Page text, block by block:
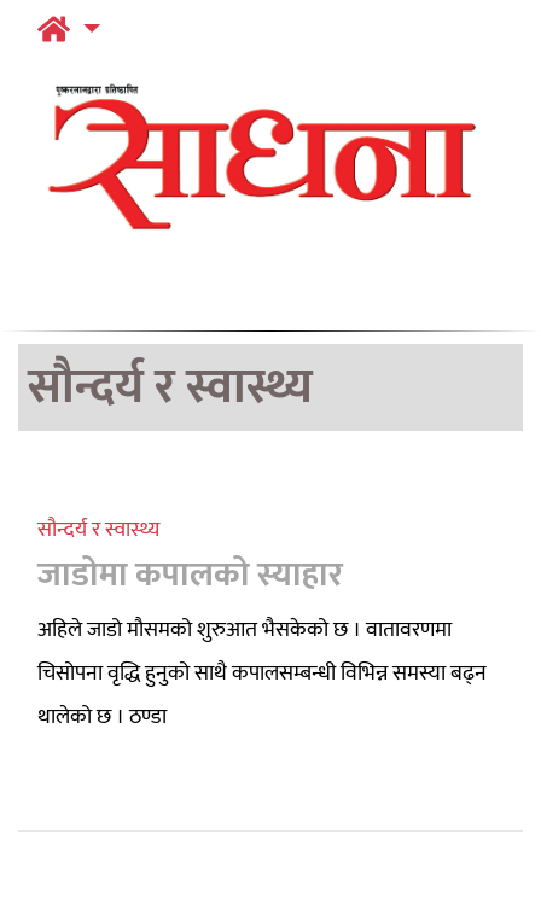
सौन्दर्य र स्वास्थ्य
सौन्दर्य र स्वास्थ्य
जाडोमा कपालको स्याहार
अहिले जाडो मौसमको शुरुआत भैसकेको छ । वातावरणमा
चिसोपना वृद्धि हुनुको साथै कपालसम्बन्धी विभिन्न समस्या बढ्न
थालेको छ । ठण्डा